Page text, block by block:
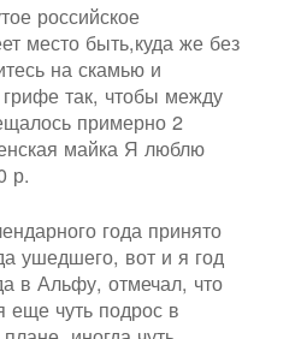
российское
место быть,куда же без
на скамью и
грифе так, чтобы между
примерно 2
майка Я люблю
р.
года принято
ушедшего, вот и я год
в Альфу, отмечал, что
чуть подрос в